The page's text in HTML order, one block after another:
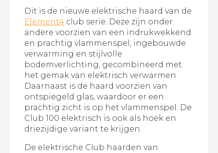
Dit is de nieuwe elektrische haard van de
Element4 club serie. Deze zijn onder
andere voorzien van een indrukwekkend
en prachtig vlammenspel, ingebouwde
verwarming en stijlvolle
bodemverlichting, gecombineerd met
het gemak van elektrisch verwarmen.
Daarnaast is de haard voorzien van
ontspiegeld glas, waardoor er een
prachtig zicht is op het vlammenspel. De
Club 100 elektrisch is ook als hoek en
driezijdige variant te krijgen.
De elektrische Club haarden van